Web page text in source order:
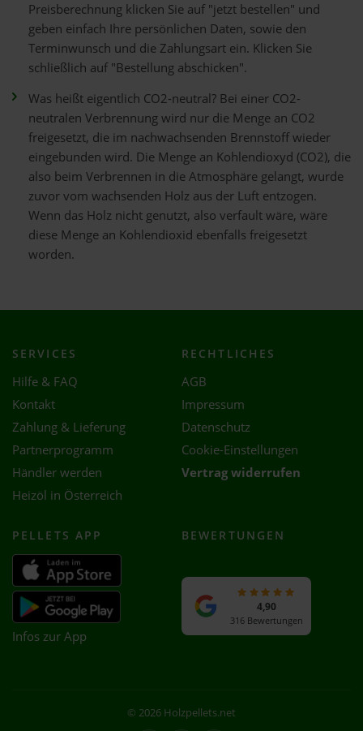
Preisberechnung klicken Sie auf "jetzt bestellen" und
geben einfach Ihre persönlichen Daten, sowie den
Terminwunsch und die Zahlungsart ein. Klicken Sie
schließlich auf "Bestellung abschicken".
Was heißt eigentlich CO2-neutral? Bei einer CO2-
neutralen Verbrennung wird nur die Menge an CO2
freigesetzt, die im nachwachsenden Brennstoff wieder
eingebunden wird. Die Menge an Kohlendioxyd (CO2), die
also beim Verbrennen in die Atmosphäre gelangt, wurde
zuvor vom wachsenden Holz aus der Luft entzogen.
Wenn das Holz nicht genutzt, also verfault wäre, wäre
diese Menge an Kohlendioxid ebenfalls freigesetzt
worden.
SERVICES
Hilfe & FAQ
Kontakt
Zahlung & Lieferung
Partnerprogramm
Händler werden
Heizöl in Österreich
RECHTLICHES
AGB
Impressum
Datenschutz
Cookie-Einstellungen
Vertrag widerrufen
PELLETS APP
Infos zur App
BEWERTUNGEN
4,90
316 Bewertungen
© 2026 Holzpellets.net